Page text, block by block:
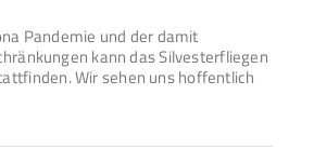
Pandemie und der damit
kann das Silvesterfliegen
Wir sehen uns hoffentlich